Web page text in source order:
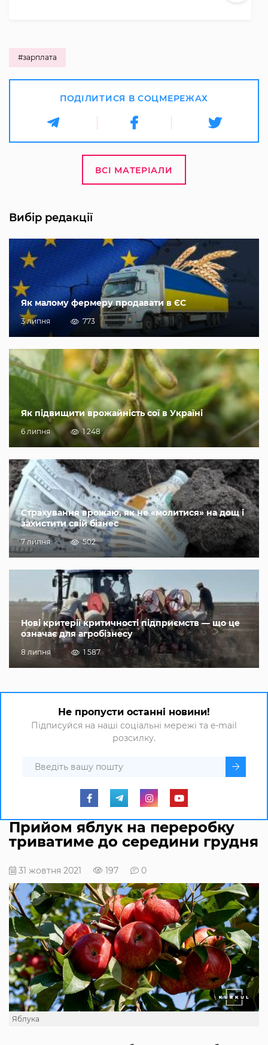
#зарплата
ПОДІЛИТИСЯ В СОЦМЕРЕЖАХ
ВСІ МАТЕРІАЛИ
Вибір редакції
Як малому фермеру продавати в ЄС
3 липня 773
Як підвищити врожайність сої в Україні
6 липня 1 248
Страхування врожаю, як не «молитися» на дощ і
захистити свій бізнес
7 липня 502
Нові критерії критичності підприємств — що це
означає для агробізнесу
8 липня 1 587
Не пропусти останні новини!
Підписуйся на наші соціальні мережі та e-mail
розсилку.
Прийом яблук на переробку
триватиме до середини грудня
31 жовтня 2021 197 0
Яблука